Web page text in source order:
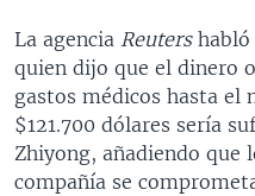
La agencia Reuters habló
quien dijo que el dinero
gastos médicos hasta el
$121.700 dólares sería
Zhiyong, añadiendo que
compañía se